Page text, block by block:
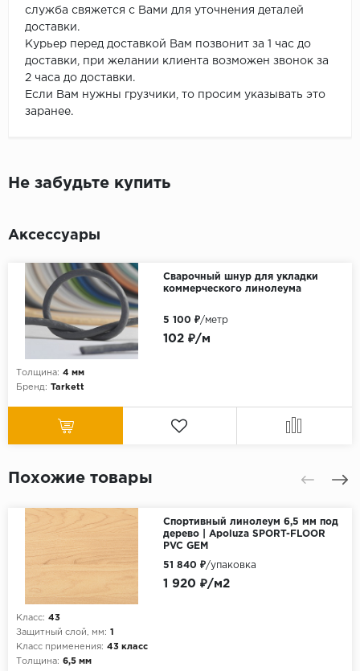
служба свяжется с Вами для уточнения деталей
доставки.
Курьер перед доставкой Вам позвонит за 1 час до
доставки, при желании клиента возможен звонок за
2 часа до доставки.
Если Вам нужны грузчики, то просим указывать это
заранее.
Не забудьте купить
Аксессуары
Сварочный шнур для укладки
коммерческого линолеума
Толщина: 4 мм
Бренд: Tarkett
102 ₽/м
5 100 ₽/метр
Похожие товары
Спортивный линолеум 6,5 мм под
дерево | Apoluza SPORT-FLOOR
PVC GEM
Класс: 43
Защитный слой, мм: 1
Класс применения: 43 класс
Толщина: 6,5 мм
1 920 ₽/м2
51 840 ₽/упаковка